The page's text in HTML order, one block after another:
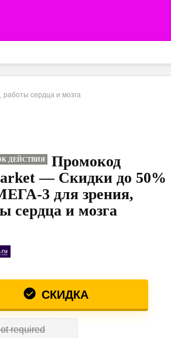
сердца и мозга
ДЕЙСТВИЯ
Промокод
— Скидки до 50%
3 для зрения,
сердца и мозга
СКИДКА
required